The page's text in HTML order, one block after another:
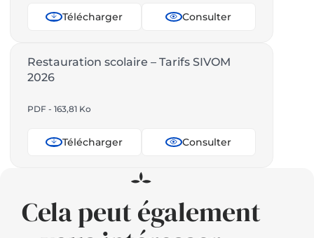
Télécharger Consulter
Restauration scolaire – Tarifs SIVOM
2026
PDF - 163,81 Ko
Télécharger Consulter
Cela peut également